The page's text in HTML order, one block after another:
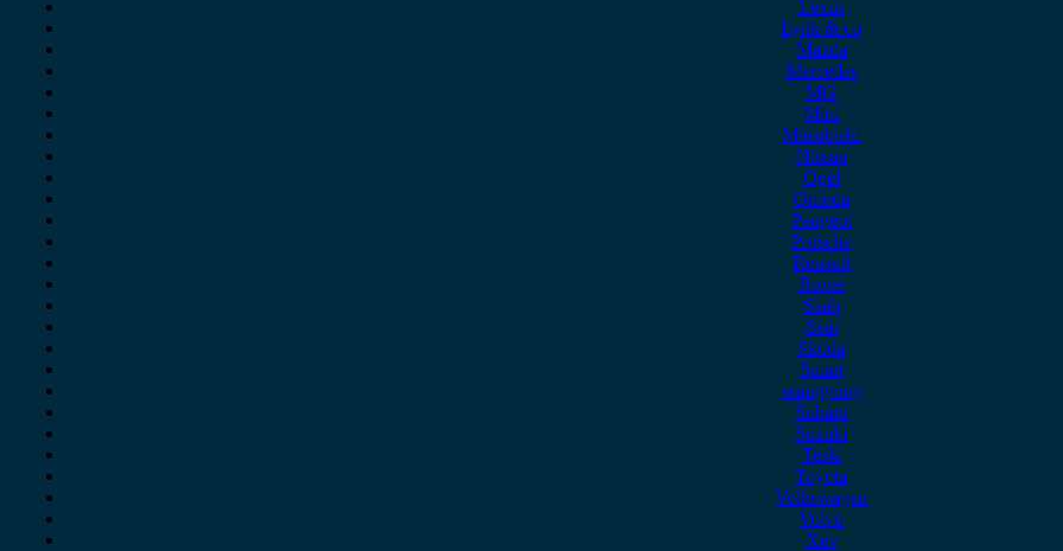
Lexus
Lynk & co
Mazda
Mercedes
MG
Mini
Mitsubishi
Nissan
Opel
Omoda
Peugeot
Porsche
Renault
Rover
Saab
Seat
Skoda
Smart
ssangyong
Subaru
Suzuki
Tesla
Toyota
Volkswagen
Volvo
Xev